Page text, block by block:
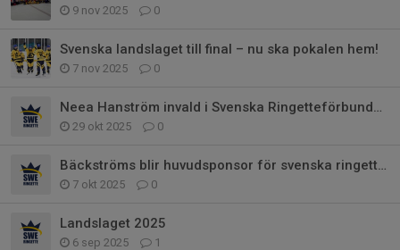
9 nov 2025 0
Svenska landslaget till final – nu ska pokalen hem!
7 nov 2025 0
Neea Hanström invald i Svenska Ringetteförbundets styrelse
29 okt 2025 0
Bäckströms blir huvudsponsor för svenska ringettelandslaget inför VM i Laht
7 okt 2025 0
Landslaget 2025
6 sep 2025 1